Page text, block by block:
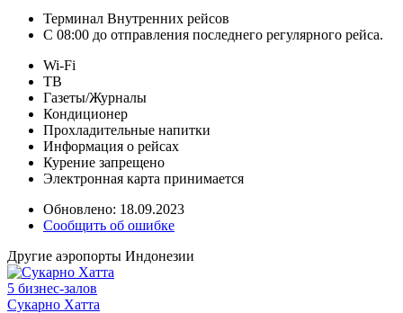
Терминал Внутренних рейсов
С 08:00 до отправления последнего регулярного рейса.
Wi-Fi
ТВ
Газеты/Журналы
Кондиционер
Прохладительные напитки
Информация о рейсах
Курение запрещено
Электронная карта принимается
Обновлено: 18.09.2023
Сообщить об ошибке
Другие аэропорты Индонезии
5 бизнес-залов
Сукарно Хатта